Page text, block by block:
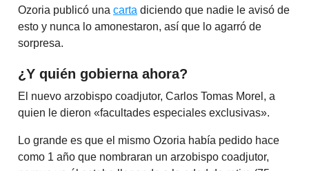
Ozoria publicó una carta diciendo que nadie le avisó de
esto y nunca lo amonestaron, así que lo agarró de
sorpresa.
¿Y quién gobierna ahora?
El nuevo arzobispo coadjutor, Carlos Tomas Morel, a
quien le dieron «facultades especiales exclusivas».
Lo grande es que el mismo Ozoria había pedido hace
como 1 año que nombraran un arzobispo coadjutor,